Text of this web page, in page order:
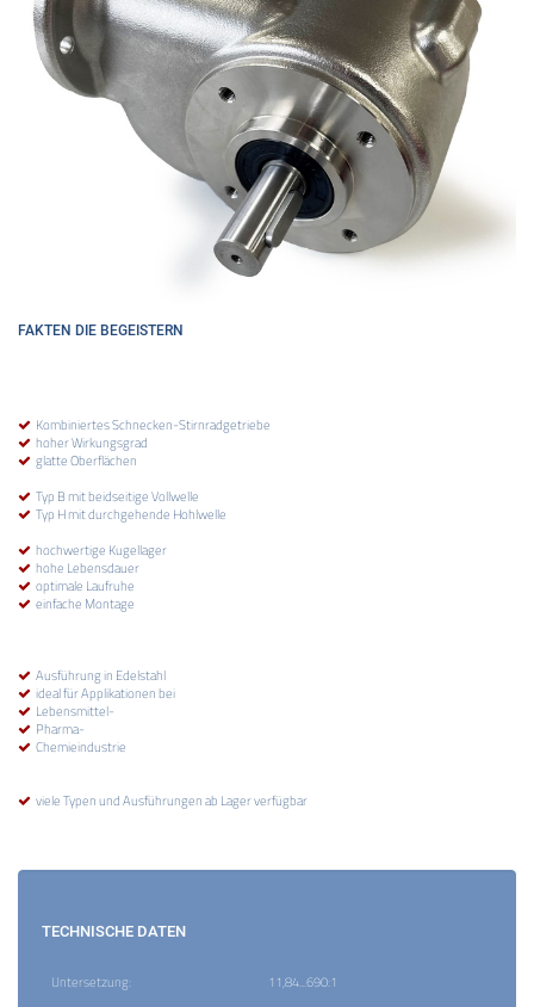
FAKTEN DIE BEGEISTERN
Kombiniertes Schnecken-Stirnradgetriebe
hoher Wirkungsgrad
glatte Oberflächen
Typ B mit beidseitige Vollwelle
Typ H mit durchgehende Hohlwelle
hochwertige Kugellager
hohe Lebensdauer
optimale Laufruhe
einfache Montage
Ausführung in Edelstahl
ideal für Applikationen bei
Lebensmittel-
Pharma-
Chemieindustrie
viele Typen und Ausführungen ab Lager verfügbar
TECHNISCHE DATEN
Untersetzung:
11,84...690:1